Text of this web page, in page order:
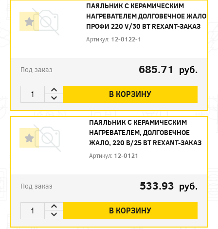
ПАЯЛЬНИК С КЕРАМИЧЕСКИМ
НАГРЕВАТЕЛЕМ ДОЛГОВЕЧНОЕ ЖАЛО
ПРОФИ 220 V/30 ВТ REXANT-ЗАКАЗ
Артикул: 12-0122-1
Под заказ 685.71 руб.
В КОРЗИНУ
ПАЯЛЬНИК С КЕРАМИЧЕСКИМ
НАГРЕВАТЕЛЕМ, ДОЛГОВЕЧНОЕ
ЖАЛО, 220 В/25 ВТ REXANT-ЗАКАЗ
Артикул: 12-0121
Под заказ 533.93 руб.
В КОРЗИНУ